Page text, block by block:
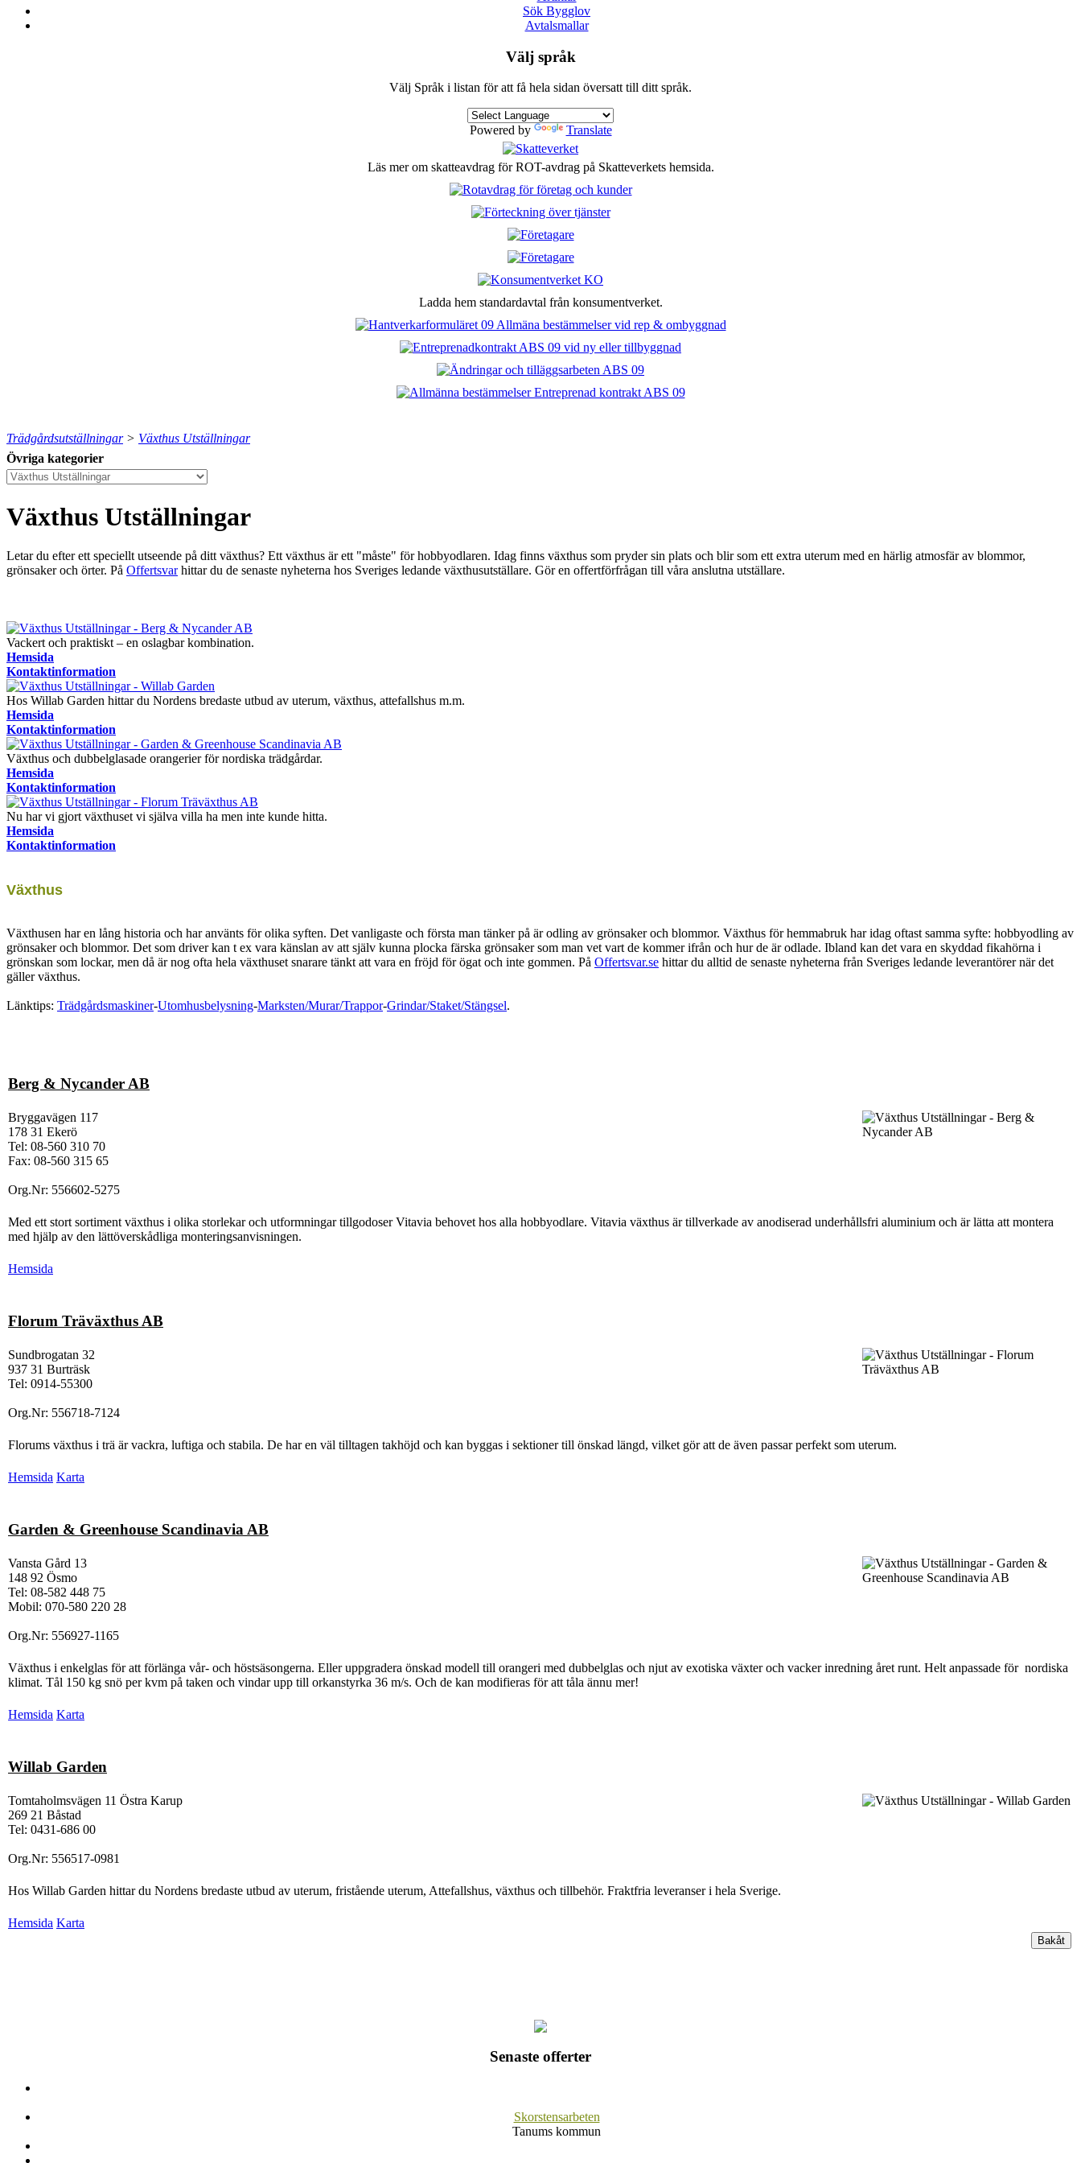
Sök Bygglov
Avtalsmallar
Välj språk
Välj Språk i listan för att få hela sidan översatt till ditt språk.
Powered by Translate
Läs mer om skatteavdrag för ROT-avdrag på Skatteverkets hemsida.
Ladda hem standardavtal från konsumentverket.
Trädgårdsutställningar> Växthus Utställningar
Övriga kategorier
Växthus Utställningar
Letar du efter ett speciellt utseende på ditt växthus? Ett växthus är ett "måste" för hobbyodlaren. Idag finns växthus som pryder sin plats och blir som ett extra uterum med en härlig atmosfär av blommor,
grönsaker och örter. På Offertsvar hittar du de senaste nyheterna hos Sveriges ledande växthusutställare. Gör en offertförfrågan till våra anslutna utställare.
Vackert och praktiskt – en oslagbar kombination.
Hemsida
Kontaktinformation
Hos Willab Garden hittar du Nordens bredaste utbud av uterum, växthus, attefallshus m.m.
Hemsida
Kontaktinformation
Växthus och dubbelglasade orangerier för nordiska trädgårdar.
Hemsida
Kontaktinformation
Nu har vi gjort växthuset vi själva villa ha men inte kunde hitta.
Hemsida
Kontaktinformation
Växthus
Växthusen har en lång historia och har använts för olika syften. Det vanligaste och första man tänker på är odling av grönsaker och blommor. Växthus för hemmabruk har idag oftast samma syfte: hobbyodling av
grönsaker och blommor. Det som driver kan t ex vara känslan av att själv kunna plocka färska grönsaker som man vet vart de kommer ifrån och hur de är odlade. Ibland kan det vara en skyddad fikahörna i
grönskan som lockar, men då är nog ofta hela växthuset snarare tänkt att vara en fröjd för ögat och inte gommen. På Offertsvar.se hittar du alltid de senaste nyheterna från Sveriges ledande leverantörer när det
gäller växthus.
Länktips: Trädgårdsmaskiner-Utomhusbelysning-Marksten/Murar/Trappor-Grindar/Staket/Stängsel.
Berg & Nycander AB
Bryggavägen 117
178 31 Ekerö
Tel: 08-560 310 70
Fax: 08-560 315 65
Org.Nr: 556602-5275
Med ett stort sortiment växthus i olika storlekar och utformningar tillgodoser Vitavia behovet hos alla hobbyodlare. Vitavia växthus är tillverkade av anodiserad underhållsfri aluminium och är lätta att montera
med hjälp av den lättöverskådliga monteringsanvisningen.
Hemsida
Florum Träväxthus AB
Sundbrogatan 32
937 31 Burträsk
Tel: 0914-55300
Org.Nr: 556718-7124
Florums växthus i trä är vackra, luftiga och stabila. De har en väl tilltagen takhöjd och kan byggas i sektioner till önskad längd, vilket gör att de även passar perfekt som uterum.
Hemsida Karta
Garden & Greenhouse Scandinavia AB
Vansta Gård 13
148 92 Ösmo
Tel: 08-582 448 75
Mobil: 070-580 220 28
Org.Nr: 556927-1165
Växthus i enkelglas för att förlänga vår- och höstsäsongerna. Eller uppgradera önskad modell till orangeri med dubbelglas och njut av exotiska växter och vacker inredning året runt. Helt anpassade för nordiska
klimat. Tål 150 kg snö per kvm på taken och vindar upp till orkanstyrka 36 m/s. Och de kan modifieras för att tåla ännu mer!
Hemsida Karta
Willab Garden
Tomtaholmsvägen 11 Östra Karup
269 21 Båstad
Tel: 0431-686 00
Org.Nr: 556517-0981
Hos Willab Garden hittar du Nordens bredaste utbud av uterum, fristående uterum, Attefallshus, växthus och tillbehör. Fraktfria leveranser i hela Sverige.
Hemsida Karta
Senaste offerter
Skorstensarbeten
Tanums kommun